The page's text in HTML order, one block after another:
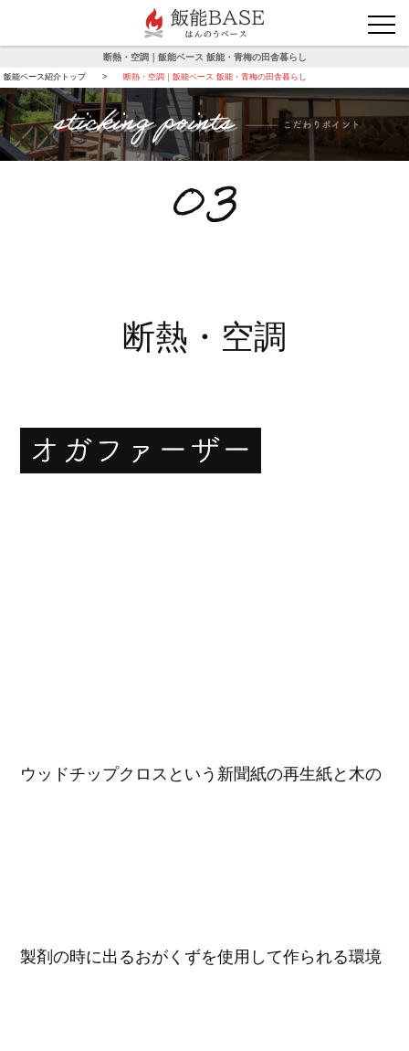
断熱・空調｜飯能ベース 飯能・青梅の田舎暮らし
飯能ベース紹介トップ 断熱・空調｜飯能ベース 飯能・青梅の田舎暮らし
断熱・空調
ウッドチップクロスという新聞紙の再生紙と木の
製剤の時に出るおがくずを使用して作られる環境